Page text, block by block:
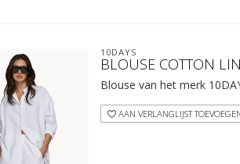
10DAYS
BLOUSE COTTON
Blouse van het merk
AAN VERLANGLIJST